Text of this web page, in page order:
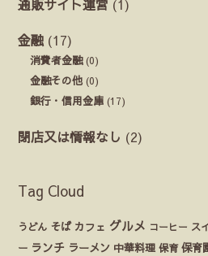
通販サイト運営 (1)
金融 (17)
消費者金融(0)
金融その他 (0)
銀行・信用金庫 (17)
閉店又は情報なし (2)
Tag Cloud
うどん そば カフェ グルメ コーヒー ス
ー ランチ ラーメン 中華料理 保育 保育